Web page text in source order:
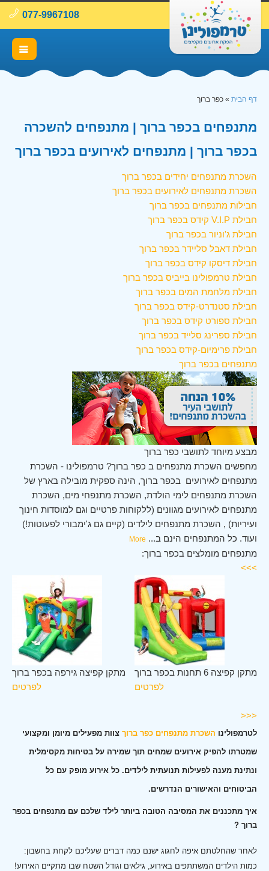
077-9967108
דף הבית » כפר ברוך
מתנפחים בכפר ברוך | מתנפחים להשכרה
בכפר ברוך | מתנפחים לאירועים בכפר ברוך
השכרת מתנפחים יחידים בכפר ברוך
השכרת מתנפחים לאירועים בכפר ברוך
חבילות מתנפחים בכפר ברוך
חבילת V.I.P קידס בכפר ברוך
חבילת ג'וניור בכפר ברוך
חבילת דאבל סליידר בכפר ברוך
חבילת דיסקו קידס בכפר ברוך
חבילת טרמפולינו בייביס בכפר ברוך
חבילת מלחמת המים בכפר ברוך
חבילת סטנדרט-קידס בכפר ברוך
חבילת ספורט קידס בכפר ברוך
חבילת ספרינג סלייד בכפר ברוך
חבילת פרימיום-קידס בכפר ברוך
מתנפחים בכפר ברוך
מבצע מיוחד לתושבי כפר ברוך
מחפשים השכרת מתנפחים ב כפר ברוך? טרמפולינו - השכרת
מתנפחים לאירועים בכפר ברוך, הינה ספקית מובילה בארץ של
השכרת מתנפחים לימי הולדת, השכרת מתנפחי מים, השכרת
מתנפחים לאירועים מגוונים (ללקוחות פרטיים וגם למוסדות חינוך
ועיריות) , השכרת מתנפחים לילדים (קיים גם ג'ימבורי לפעוטות!)
ועוד. כל המתנפחים הינם ב...
More
מתנפחים מומלצים בכפר ברוך:
>>>
מתקן קפיצה גירפה בכפר ברוך
לפרטים
מתקן קפיצה 6 תחנות בכפר ברוך
לפרטים
<<<
לטרמפולינו השכרת מתנפחים כפר ברוך צוות מפעילים מיומן ומקצועי
שמטרתו להפיק אירועים שמחים תוך שמירה על בטיחות מקסימלית
ונתינת מענה לפעילות תנועתית לילדים. כל אירוע מופק עם כל
הביטוחים והאישורים הנדרשים.
איך מתכננים את המסיבה הטובה ביותר לילד שלכם עם מתנפחים בכפר
ברוך ?
לאחר שהחלטתם איפה לחגוג ישנם כמה דברים שעליכם לקחת בחשבון:
כמות הילדים המשתתפים באירוע, גילאים וגודל השטח שבו מתקיים האירוע!